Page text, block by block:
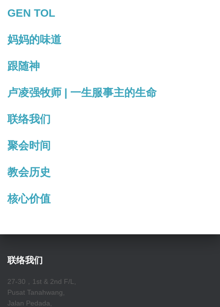
GEN TOL
妈妈的味道
跟随神
卢凌强牧师 | 一生服事主的生命
联络我们
聚会时间
教会历史
核心价值
联络我们
27-30，1st & 2nd F/L,
Pusat Tanahwang,
Jalan Pedada,